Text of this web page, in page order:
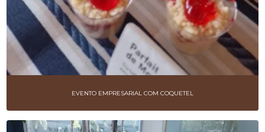
EVENTO EMPRESARIAL COM COQUETEL